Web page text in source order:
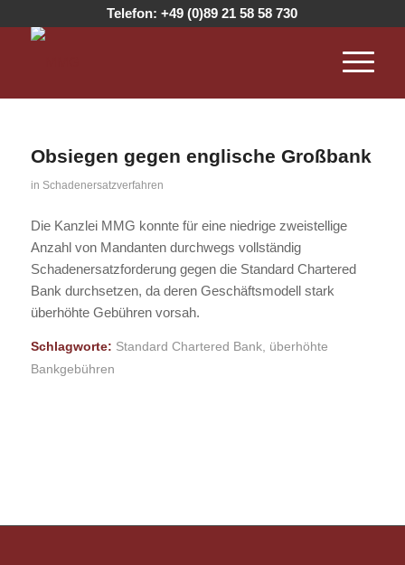
Telefon:+49 (0)89 21 58 58 730
Obsiegen gegen englische Großbank
in Schadenersatzverfahren
Die Kanzlei MMG konnte für eine niedrige zweistellige
Anzahl von Mandanten durchwegs vollständig
Schadenersatzforderung gegen die Standard Chartered
Bank durchsetzen, da deren Geschäftsmodell stark
überhöhte Gebühren vorsah.
Schlagworte: Standard Chartered Bank, überhöhte
Bankgebühren